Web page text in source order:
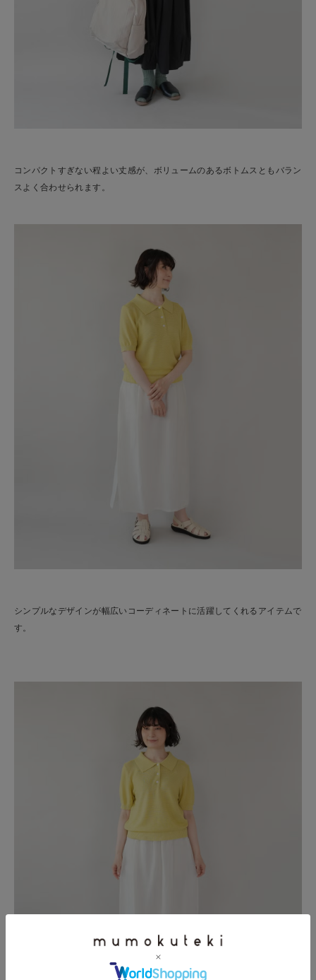
コンパクトすぎない程よい丈感が、ボリュームのあるボトムスともバラン
スよく合わせられます。
シンプルなデザインが幅広いコーディネートに活躍してくれるアイテムで
す。